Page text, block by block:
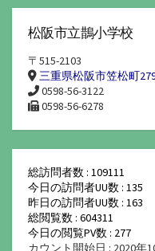
松阪市立鵲小学校
〒515-2103
三重県松阪市笠松町
0598-56-3122
0598-56-6278
総訪問者数 : 109111
今日の訪問者UU数 : 135
昨日の訪問者UU数 : 163
総閲覧数 : 604311
今日の閲覧PV数 : 277
カウント開始日 : 2020年